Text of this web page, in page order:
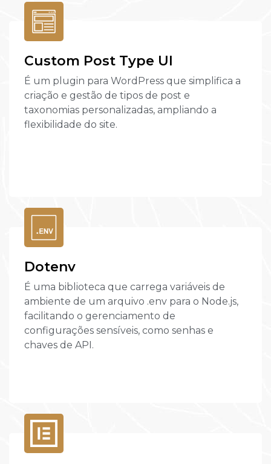
Custom Post Type UI
É um plugin para WordPress que simplifica a
criação e gestão de tipos de post e
taxonomias personalizadas, ampliando a
flexibilidade do site.
Dotenv
É uma biblioteca que carrega variáveis de
ambiente de um arquivo .env para o Node.js,
facilitando o gerenciamento de
configurações sensíveis, como senhas e
chaves de API.